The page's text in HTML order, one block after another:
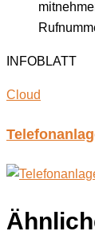
INFOBLATT
Cloud